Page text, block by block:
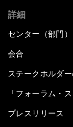
詳細
センター（部門）
会合
ステークホルダ
「フォーラム・
プレスリリース